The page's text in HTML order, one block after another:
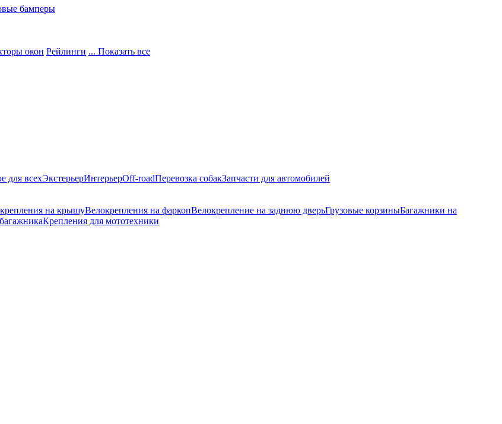
бамперы
окон Рейлинги ... Показать все
для всехЭкстерьерИнтерьерOff-roadПеревозка собакЗапчасти для автомобилей
на крышуВелокрепления на фаркопВелокрепление на заднюю дверьГрузовые корзиныБагажники на
Крепления для мототехники